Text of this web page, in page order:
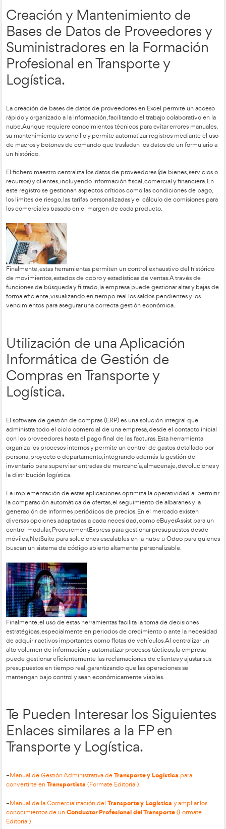
cláusulas de exención de responsabilidad, el servicio de
aplicable en caso de conflicto.
-Formulación de pedidos (Carta de pedido).
La solicitud de suministros se realiza mediante una carta
mercancía, el pago, el plazo de entrega y el transporte.
divide en cinco secciones: un saludo formal, una
cuerpo con el listado de artículos, una confirmación de las
venta y, finalmente, anexos para información adicional como
cambios de horario.
Creación y Mantenimiento
Bases de Datos de
Suministradores en la
Profesional en Transporte y
La creación de bases de datos de proveedores en Excel
rápido y organizado a la información, facilitando el trabajo
nube. Aunque requiere conocimientos técnicos para evitar
su mantenimiento es sencillo y permite automatizar
un histórico.
El fichero maestro centraliza los datos de proveedores (de
recursos) y clientes, incluyendo información fiscal, comercial
este registro se gestionan aspectos críticos como las
los límites de riesgo, las tarifas personalizadas y el cálculo de
los comerciales basado en el margen de cada producto.
Finalmente, estas herramientas permiten un control
de movimientos, estados de cobro y estadísticas de ventas.
funciones de búsqueda y filtrado, la empresa puede
forma eficiente, visualizando en tiempo real los saldos
vencimientos para asegurar una correcta gestión económica.
Utilización de una
Informática de Gestión de
Compras en Transporte y
Logística.
administra todo el ciclo comercial de una empresa, desde
con los proveedores hasta el pago final de las facturas. Esta
organiza los procesos internos y permite un control de
persona, proyecto o departamento, integrando además la
inventario para supervisar entradas de mercancía,